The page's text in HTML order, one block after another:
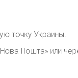
точку Украины.
Пошта» или